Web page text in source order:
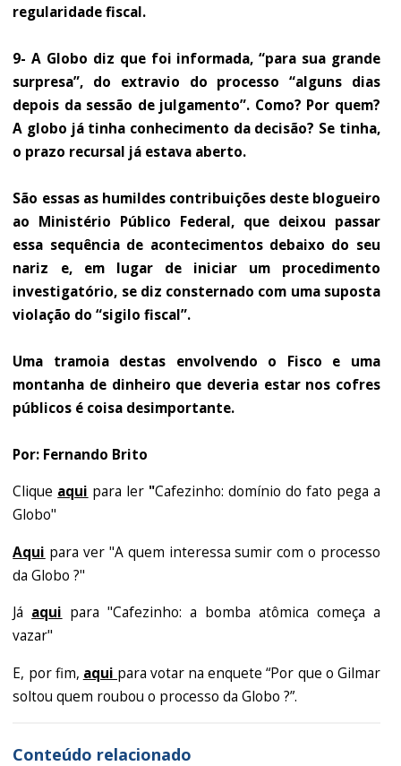
regularidade fiscal.
9- A Globo diz que foi informada, “para sua grande
surpresa”, do extravio do processo “alguns dias
depois da sessão de julgamento”. Como? Por quem?
A globo já tinha conhecimento da decisão? Se tinha,
o prazo recursal já estava aberto.
São essas as humildes contribuições deste blogueiro
ao Ministério Público Federal, que deixou passar
essa sequência de acontecimentos debaixo do seu
nariz e, em lugar de iniciar um procedimento
investigatório, se diz consternado com uma suposta
violação do “sigilo fiscal”.
Uma tramoia destas envolvendo o Fisco e uma
montanha de dinheiro que deveria estar nos cofres
públicos é coisa desimportante.
Por: Fernando Brito
Clique aqui para ler "Cafezinho: domínio do fato pega a
Globo"
Aqui para ver "A quem interessa sumir com o processo
da Globo ?"
Já aqui para "Cafezinho: a bomba atômica começa a
vazar"
E, por fim, aqui para votar na enquete “Por que o Gilmar
soltou quem roubou o processo da Globo ?”.
Conteúdo relacionado